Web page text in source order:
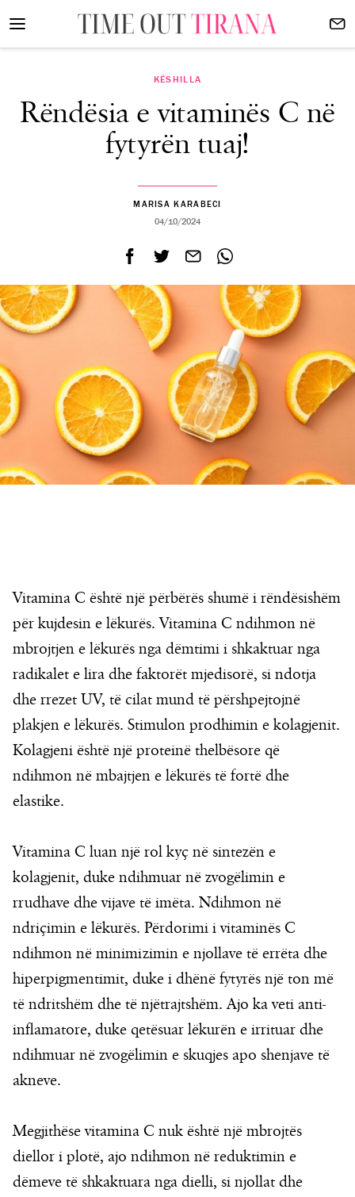
KËSHILLA
Rëndësia e vitaminës C në
fytyrën tuaj!
MARISA KARABECI
04/10/2024
Vitamina C është një përbërës shumë i rëndësishëm
për kujdesin e lëkurës. Vitamina C ndihmon në
mbrojtjen e lëkurës nga dëmtimi i shkaktuar nga
radikalet e lira dhe faktorët mjedisorë, si ndotja
dhe rrezet UV, të cilat mund të përshpejtojnë
plakjen e lëkurës. Stimulon prodhimin e kolagjenit.
Kolagjeni është një proteinë thelbësore që
ndihmon në mbajtjen e lëkurës të fortë dhe
elastike.
Vitamina C luan një rol kyç në sintezën e
kolagjenit, duke ndihmuar në zvogëlimin e
rrudhave dhe vijave të imëta. Ndihmon në
ndriçimin e lëkurës. Përdorimi i vitaminës C
ndihmon në minimizimin e njollave të errëta dhe
hiperpigmentimit, duke i dhënë fytyrës një ton më
të ndritshëm dhe të njëtrajtshëm. Ajo ka veti anti-
inflamatore, duke qetësuar lëkurën e irrituar dhe
ndihmuar në zvogëlimin e skuqjes apo shenjave të
akneve.
Megjithëse vitamina C nuk është një mbrojtës
diellor i plotë, ajo ndihmon në reduktimin e
dëmeve të shkaktuara nga dielli, si njollat dhe